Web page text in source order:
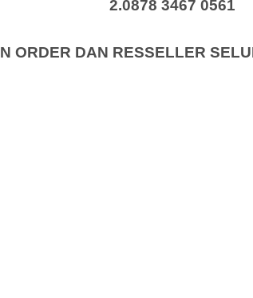
2.0878 3467 0561
ORDER DAN RESSELLER